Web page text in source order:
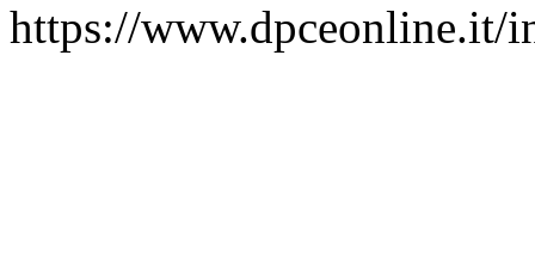
https://www.dpceonline.it/